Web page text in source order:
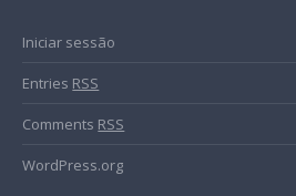
Iniciar sessão
Entries RSS
Comments RSS
WordPress.org